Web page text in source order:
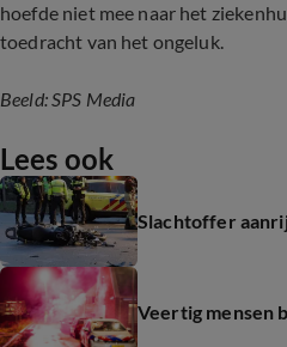
hoefde niet mee naar het
toedracht van het ongeluk.
Beeld: SPS Media
Lees ook
Slachtoffer
Veertig mensen